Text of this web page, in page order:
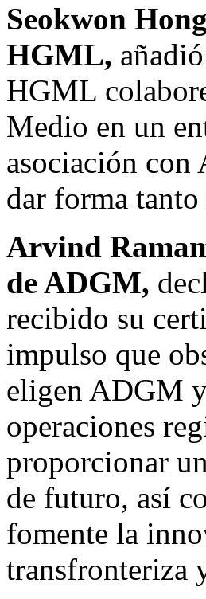
Seokwon
HGML,
HGML
Medio en un
asociación con
dar forma
Arvind
de ADGM,
recibido su
impulso que
eligen ADGM
operaciones
proporcionar
de futuro, así
fomente la
transfronteriza